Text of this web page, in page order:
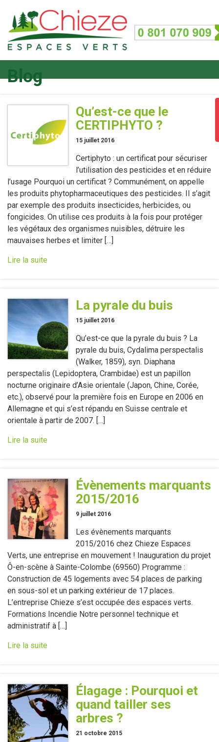
Blog
Qu’est-ce que le
CERTIPHYTO ?
15 juillet 2016
Certiphyto : un certificat pour sécuriser
l’utilisation des pesticides et en réduire
l’usage Pourquoi un certificat ? Communément, on appelle
les produits phytopharmaceutiques des pesticides. Il s’agit
par exemple des produits insecticides, herbicides, ou
fongicides. On utilise ces produits à la fois pour protéger
les végétaux des organismes nuisibles, détruire les
mauvaises herbes et limiter […]
Lire la suite
La pyrale du buis
15 juillet 2016
Qu’est-ce que la pyrale du buis ? La
pyrale du buis, Cydalima perspectalis
(Walker, 1859), syn. Diaphana
perspectalis (Lepidoptera, Crambidae) est un papillon
nocturne originaire d’Asie orientale (Japon, Chine, Corée,
etc.), observé pour la première fois en Europe en 2006 en
Allemagne et qui s’est répandu en Suisse centrale et
orientale à partir de 2007. […]
Lire la suite
Évènements marquants
2015/2016
9 juillet 2016
Les évènements marquants
2015/2016 chez Chieze Espaces
Verts, une entreprise en mouvement ! Inauguration du projet
Ô-en-scène à Sainte-Colombe (69560) Programme :
Construction de 45 logements avec 54 places de parking
en sous-sol et un parking extérieur de 17 places.
L’entreprise Chieze s’est occupée des espaces verts.
Formations Incendie Notre personnel technique et
administratif à […]
Lire la suite
Élagage : Pourquoi et
quand tailler ses
arbres ?
21 octobre 2015